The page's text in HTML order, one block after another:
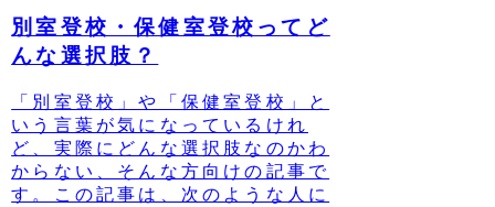
別室登校・保健室登校ってど
んな選択肢？
「別室登校」や「保健室登校」と
いう言葉が気になっているけれ
ど、実際にどんな選択肢なのかわ
からない、そんな方向けの記事で
す。この記事は、次のような人に